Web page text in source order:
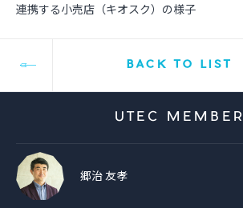
連携する小売店（キオスク）の様子
BACK TO LIST
UTEC MEMBER
郷治 友孝